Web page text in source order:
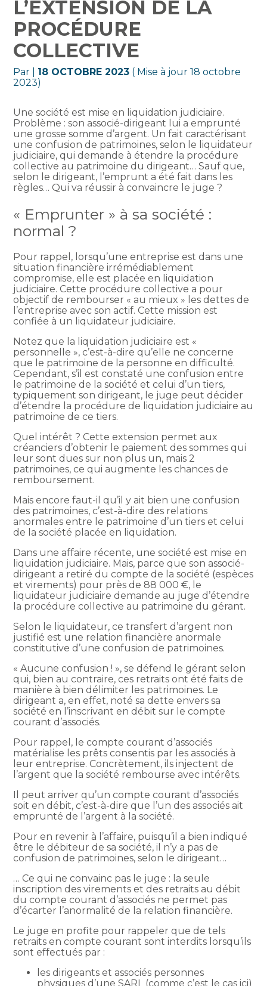
L’EXTENSION DE LA
PROCÉDURE
COLLECTIVE
Par 18 OCTOBRE 2023 ( Mise à jour 18 octobre
2023)
Une société est mise en liquidation judiciaire.
Problème : son associé-dirigeant lui a emprunté
une grosse somme d’argent. Un fait caractérisant
une confusion de patrimoines, selon le liquidateur
judiciaire, qui demande à étendre la procédure
collective au patrimoine du dirigeant… Sauf que,
selon le dirigeant, l’emprunt a été fait dans les
règles… Qui va réussir à convaincre le juge ?
« Emprunter » à sa société :
normal ?
Pour rappel, lorsqu’une entreprise est dans une
situation financière irrémédiablement
compromise, elle est placée en liquidation
judiciaire. Cette procédure collective a pour
objectif de rembourser « au mieux » les dettes de
l’entreprise avec son actif. Cette mission est
confiée à un liquidateur judiciaire.
Notez que la liquidation judiciaire est «
personnelle », c’est-à-dire qu’elle ne concerne
que le patrimoine de la personne en difficulté.
Cependant, s’il est constaté une confusion entre
le patrimoine de la société et celui d’un tiers,
typiquement son dirigeant, le juge peut décider
d’étendre la procédure de liquidation judiciaire au
patrimoine de ce tiers.
Quel intérêt ? Cette extension permet aux
créanciers d’obtenir le paiement des sommes qui
leur sont dues sur non plus un, mais 2
patrimoines, ce qui augmente les chances de
remboursement.
Mais encore faut-il qu’il y ait bien une confusion
des patrimoines, c’est-à-dire des relations
anormales entre le patrimoine d’un tiers et celui
de la société placée en liquidation.
Dans une affaire récente, une société est mise en
liquidation judiciaire. Mais, parce que son associé-
dirigeant a retiré du compte de la société (espèces
et virements) pour près de 88 000 €, le
liquidateur judiciaire demande au juge d’étendre
la procédure collective au patrimoine du gérant.
Selon le liquidateur, ce transfert d’argent non
justifié est une relation financière anormale
constitutive d’une confusion de patrimoines.
« Aucune confusion ! », se défend le gérant selon
qui, bien au contraire, ces retraits ont été faits de
manière à bien délimiter les patrimoines. Le
dirigeant a, en effet, noté sa dette envers sa
société en l’inscrivant en débit sur le compte
courant d’associés.
Pour rappel, le compte courant d’associés
matérialise les prêts consentis par les associés à
leur entreprise. Concrètement, ils injectent de
l’argent que la société rembourse avec intérêts.
Il peut arriver qu’un compte courant d’associés
soit en débit, c’est-à-dire que l’un des associés ait
emprunté de l’argent à la société.
Pour en revenir à l’affaire, puisqu’il a bien indiqué
être le débiteur de sa société, il n’y a pas de
confusion de patrimoines, selon le dirigeant…
… Ce qui ne convainc pas le juge : la seule
inscription des virements et des retraits au débit
du compte courant d’associés ne permet pas
d’écarter l’anormalité de la relation financière.
Le juge en profite pour rappeler que de tels
retraits en compte courant sont interdits lorsqu’ils
sont effectués par :
les dirigeants et associés personnes
physiques d’une SARL (comme c’est le cas ici)